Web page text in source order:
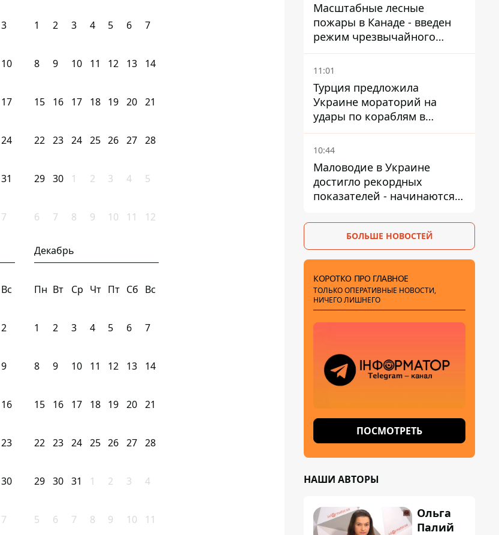
3
10
17
24
31
7
1 2 3 4 5 6 7
8 9 10 11 12 13 14
15 16 17 18 19 20 21
22 23 24 25 26 27 28
29 30 1 2 3 4 5
6 7 8 9 10 11 12
Вс
2
9
16
23
30
7
Декабрь
Пн Вт Ср Чт Пт Сб Вс
1 2 3 4 5 6 7
8 9 10 11 12 13 14
15 16 17 18 19 20 21
22 23 24 25 26 27 28
29 30 31 1 2 3 4
5 6 7 8 9 10 11
Масштабные лесные
пожары в Канаде - введен
режим чрезвычайного
положения, выехали более
20 тысяч человек
11:01
Турция предложила
Украине мораторий на
удары по кораблям в
Черном море
10:44
Маловодие в Украине
достигло рекордных
показателей - начинаются
водоснабжения
БОЛЬШЕ НОВОСТЕЙ
КОРОТКО ПРО ГЛАВНОЕ
ТОЛЬКО ОПЕРАТИВНЫЕ НОВОСТИ,
НИЧЕГО ЛИШНЕГО
ПОСМОТРЕТЬ
НАШИ АВТОРЫ
Ольга
Палий